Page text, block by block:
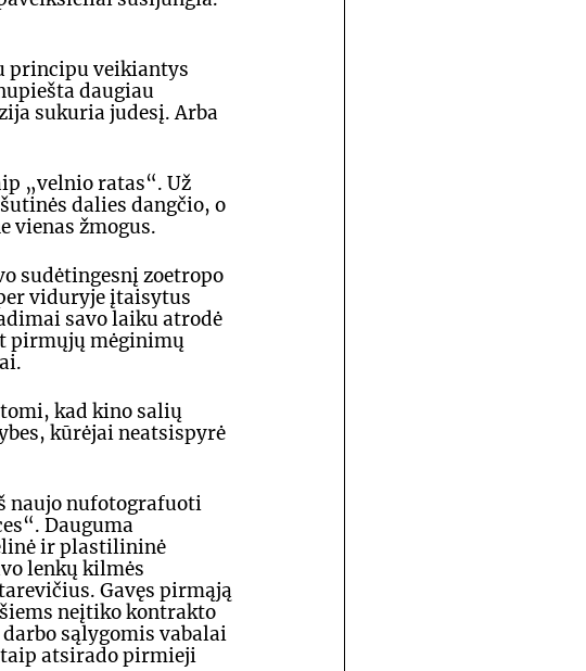
principu veikiantys
daugiau
sukuria judesį. Arba
„velnio ratas“. Už
dalies dangčio, o
vienas žmogus.
sudėtingesnį zoetropo
viduryje įtaisytus
savo laiku atrodė
pirmųjų mėginimų
kad kino salių
kūrėjai neatsispyrė
naujo nufotografuoti
Dauguma
ir plastilininė
lenkų kilmės
Gavęs pirmąją
neįtiko kontrakto
sąlygomis vabalai
atsirado pirmieji